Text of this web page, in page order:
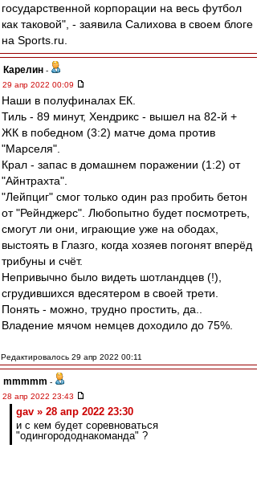
государственной корпорации на весь футбол
как таковой", - заявила Салихова в своем блоге
на Sports.ru.
Карелин -
29 апр 2022 00:09
Наши в полуфиналах ЕК.
Тиль - 89 минут, Хендрикс - вышел на 82-й +
ЖК в победном (3:2) матче дома против
"Марселя".
Крал - запас в домашнем поражении (1:2) от
"Айнтрахта".
"Лейпциг" смог только один раз пробить бетон
от "Рейнджерс". Любопытно будет посмотреть,
смогут ли они, играющие уже на ободах,
выстоять в Глазго, когда хозяев погонят вперёд
трибуны и счёт.
Непривычно было видеть шотландцев (!),
сгрудившихся вдесятером в своей трети.
Понять - можно, трудно простить, да..
Владение мячом немцев доходило до 75%.
Редактировалось 29 апр 2022 00:11
mmmmm -
28 апр 2022 23:43
gav » 28 апр 2022 23:30
и с кем будет соревноваться
"одингорододнакоманда" ?